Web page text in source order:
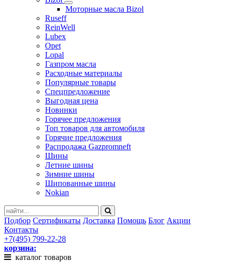
Моторные масла Bizol
Ruseff
ReinWell
Lubex
Opet
Lopal
Газпром масла
Расходные материалы
Популярные товары
Спецпредложение
Выгодная цена
Новинки
Горячее предложения
Топ товаров для автомобиля
Горячие предложения
Распродажа Gazpromneft
Шины
Летние шины
Зимние шины
Шипованные шины
Nokian
Подбор Сертификаты Доставка Помощь Блог Акции
Контакты
+7(495) 799-22-28
корзина:
каталог товаров